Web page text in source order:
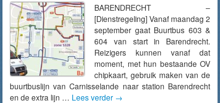
BARENDRECHT –
[Dienstregeling] Vanaf maandag 2
september gaat Buurtbus 603 &
604 van start in Barendrecht.
Reizigers kunnen vanaf dat
moment, met hun bestaande OV
chipkaart, gebruik maken van de
buurtbuslijn van Carnisselande naar station Barendrecht
en de extra lijn … Lees verder →